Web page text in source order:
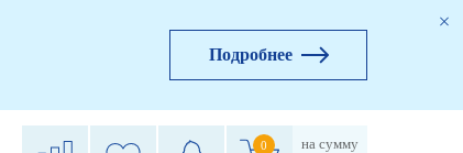
Подробнее
0 на сумму